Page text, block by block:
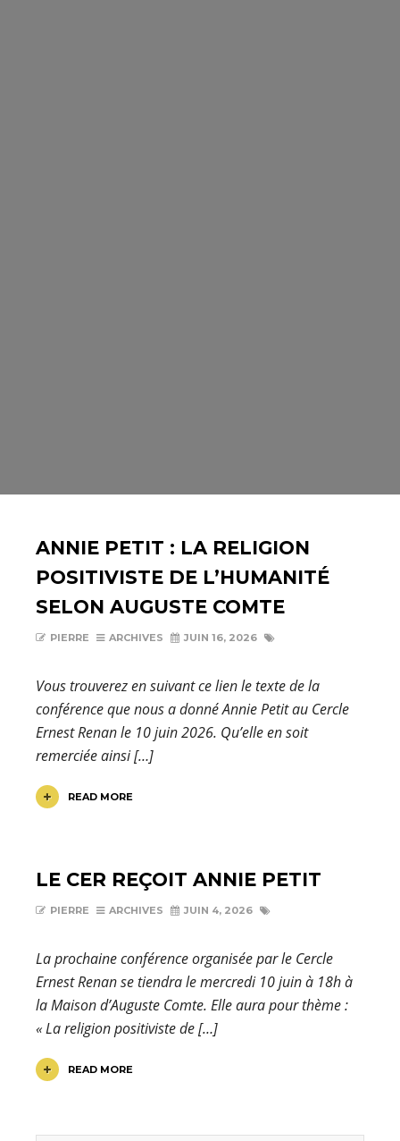
ANNIE PETIT : LA RELIGION
POSITIVISTE DE L’HUMANITÉ
SELON AUGUSTE COMTE
PIERRE ARCHIVES JUIN 16, 2026
Vous trouverez en suivant ce lien le texte de la
conférence que nous a donné Annie Petit au Cercle
Ernest Renan le 10 juin 2026. Qu’elle en soit
remerciée ainsi […]
READ MORE
LE CER REÇOIT ANNIE PETIT
PIERRE ARCHIVES JUIN 4, 2026
La prochaine conférence organisée par le Cercle
Ernest Renan se tiendra le mercredi 10 juin à 18h à
la Maison d’Auguste Comte. Elle aura pour thème :
« La religion positiviste de […]
READ MORE